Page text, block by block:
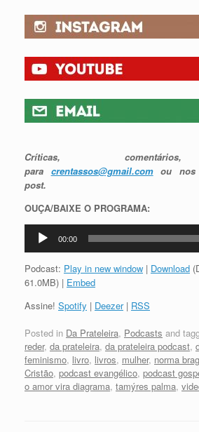
Críticas,
para crentassos@gmail.comou nos
post.
OUÇA/BAIXE O PROGRAMA:
Tocador
00:00
Podcast: Play in new window | Download
61.0MB) | Embed
Assine! Spotify | Deezer| RSS
Posted in Da Prateleira, Podcasts and
reder, da prateleira, da prateleira podcast,
feminismo, livro, livros, mulher, norma
Cristão, podcast evangélico, podcast
o amor vira diagrama, tamýres palma,